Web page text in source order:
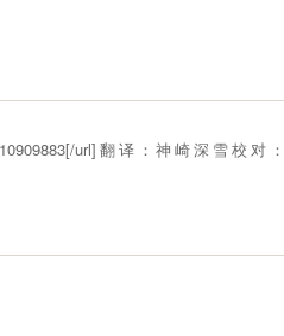
url]翻译：神崎深雪